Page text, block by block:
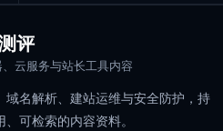
评
云服务与站长工具内容
名解析、建站运维与安全防护，持
可检索的内容资料。